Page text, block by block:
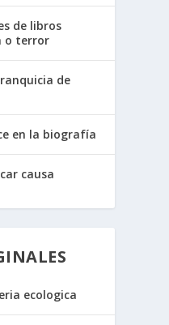
de libros
o terror
de
en la biografía
causa
ecologica